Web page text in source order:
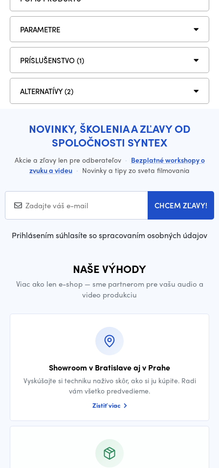
PARAMETRE
PRÍSLUŠENSTVO (1)
ALTERNATÍVY (2)
NOVINKY, ŠKOLENIA A ZĽAVY OD
SPOLOČNOSTI SYNTEX
Akcie a zľavy len pre odberateľov · Bezplatné workshopy o
zvuku a videu · Novinky a tipy zo sveta filmovania
CHCEM ZĽAVY!
Prihlásením súhlasíte so spracovaním osobných údajov
NAŠE VÝHODY
Viac ako len e-shop — sme partnerom pre vašu audio a
video produkciu
Showroom v Bratislave aj v Prahe
Vyskúšajte si techniku naživo skôr, ako si ju kúpite. Radi
vám všetko predvedieme.
Zistiť viac